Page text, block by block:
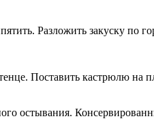
Разложить закуску по
Поставить кастрюлю на
остывания.